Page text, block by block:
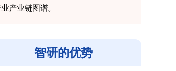
产业链图谱。
智研的优势